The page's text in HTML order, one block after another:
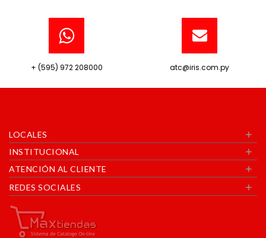
+ (595) 972 208000 atc@iris.com.py
LOCALES +
INSTITUCIONAL +
ATENCIÓN AL CLIENTE +
REDES SOCIALES +